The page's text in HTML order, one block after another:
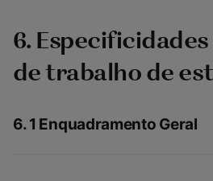
6.
de trabalho de
6. 1 Enquadramento Geral